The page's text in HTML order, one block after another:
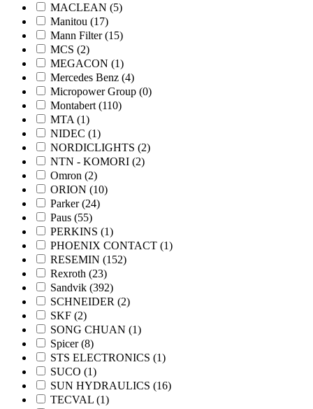
MACLEAN (5)
Manitou (17)
Mann Filter(15)
MCS (2)
MEGACON (1)
Mercedes Benz (4)
Micropower Group (0)
Montabert (110)
MTA (1)
NIDEC (1)
NORDICLIGHTS (2)
NTN - KOMORI (2)
Omron (2)
ORION (10)
Parker(24)
Paus (55)
PERKINS (1)
PHOENIX CONTACT (1)
RESEMIN (152)
Rexroth (23)
Sandvik (392)
SCHNEIDER (2)
SKF (2)
SONG CHUAN (1)
Spicer(8)
STS ELECTRONICS (1)
SUCO (1)
SUN HYDRAULICS (16)
TECVAL (1)